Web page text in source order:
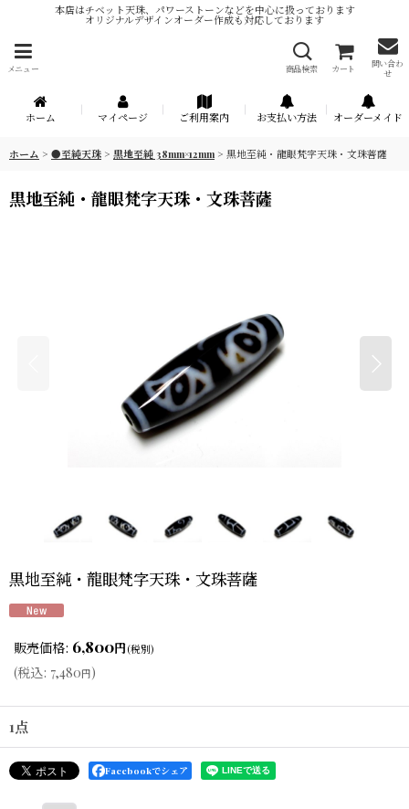
本店はチベット天珠、パワーストーンなどを中心に扱っております
オリジナルデザインオーダー作成も対応しております
メニュー 商品検索 カート
問い合わ
せ
ホーム マイページ ご利用案内 お支払い方法 オーダーメイド
ホーム > ●至純天珠 > 黒地至純 38mm×12mm > 黒地至純・龍眼梵字天珠・文珠菩薩
黒地至純・龍眼梵字天珠・文珠菩薩
黒地至純・龍眼梵字天珠・文珠菩薩
販売価格: 6,800円(税別)
(税込: 7,480円)
1点
Facebookでシェア